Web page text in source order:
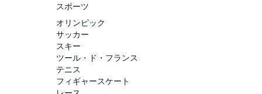
スポーツ
オリンピック
サッカー
スキー
ツール・ド・フランス
テニス
フィギャースケート